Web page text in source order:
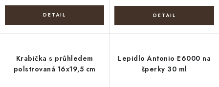
Krabička s průhledem
polstrovaná 16x19,5 cm
Lepidlo Antonio E6000 na
šperky 30 ml